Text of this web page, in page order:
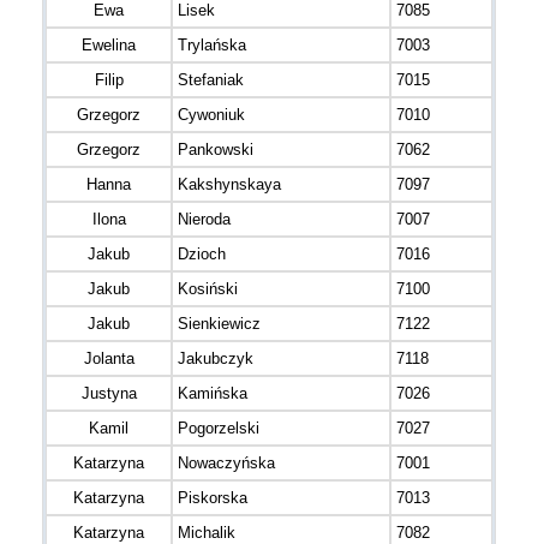
Ewa
Lisek
7085
Ewelina
Trylańska
7003
Filip
Stefaniak
7015
Grzegorz
Cywoniuk
7010
Grzegorz
Pankowski
7062
Hanna
Kakshynskaya
7097
Ilona
Nieroda
7007
Jakub
Dzioch
7016
Jakub
Kosiński
7100
Jakub
Sienkiewicz
7122
Jolanta
Jakubczyk
7118
Justyna
Kamińska
7026
Kamil
Pogorzelski
7027
Katarzyna
Nowaczyńska
7001
Katarzyna
Piskorska
7013
Katarzyna
Michalik
7082